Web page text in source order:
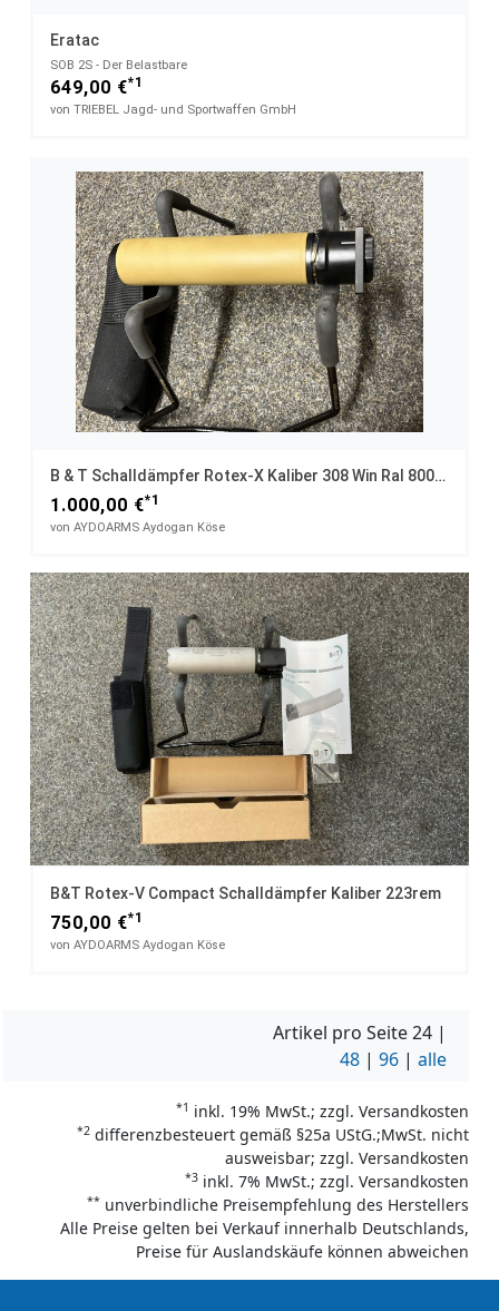
Eratac
SOB 2S - Der Belastbare
649,00 €*1
von TRIEBEL Jagd- und Sportwaffen GmbH
B & T Schalldämpfer Rotex-X Kaliber 308 Win Ral 8000 Sonder Edition
1.000,00 €*1
von AYDOARMS Aydogan Köse
B&T Rotex-V Compact Schalldämpfer Kaliber 223rem
750,00 €*1
von AYDOARMS Aydogan Köse
Artikel pro Seite24 |
48 | 96 | alle
*1 inkl. 19% MwSt.; zzgl. Versandkosten
*2 differenzbesteuert gemäß §25a UStG.;MwSt. nicht
ausweisbar; zzgl. Versandkosten
*3 inkl. 7% MwSt.; zzgl. Versandkosten
** unverbindliche Preisempfehlung des Herstellers
Alle Preise gelten bei Verkauf innerhalb Deutschlands,
Preise für Auslandskäufe können abweichen